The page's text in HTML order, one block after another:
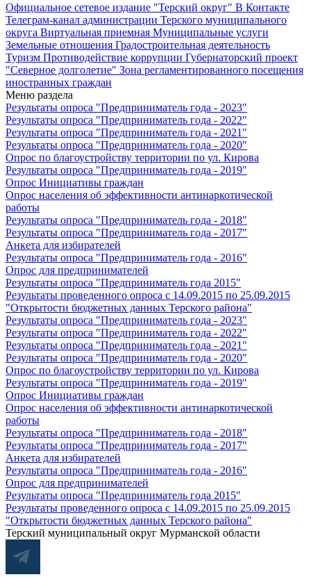
Официальное сетевое издание "Терский округ" В Контакте
Телеграм-канал администрации Терского муниципального
округа Виртуальная приемная Муниципальные услуги
Земельные отношения Градостроительная деятельность
Туризм Противодействие коррупции Губернаторский проект
"Северное долголетие" Зона регламентированного посещения
иностранных граждан
Меню раздела
Результаты опроса "Предприниматель года - 2023"
Результаты опроса "Предприниматель года - 2022"
Результаты опроса "Предприниматель года - 2021"
Результаты опроса "Предприниматель года - 2020"
Опрос по благоустройству территории по ул. Кирова
Результаты опроса "Предприниматель года - 2019"
Опрос Инициативы граждан
Опрос населения об эффективности антинаркотической
работы
Результаты опроса "Предприниматель года - 2018"
Результаты опроса "Предприниматель года - 2017"
Анкета для избирателей
Результаты опроса "Предприниматель года - 2016"
Опрос для предпринимателей
Результаты опроса "Предприниматель года 2015"
Результаты проведенного опроса с 14.09.2015 по 25.09.2015
"Открытости бюджетных данных Терского района"
Результаты опроса "Предприниматель года - 2023"
Результаты опроса "Предприниматель года - 2022"
Результаты опроса "Предприниматель года - 2021"
Результаты опроса "Предприниматель года - 2020"
Опрос по благоустройству территории по ул. Кирова
Результаты опроса "Предприниматель года - 2019"
Опрос Инициативы граждан
Опрос населения об эффективности антинаркотической
работы
Результаты опроса "Предприниматель года - 2018"
Результаты опроса "Предприниматель года - 2017"
Анкета для избирателей
Результаты опроса "Предприниматель года - 2016"
Опрос для предпринимателей
Результаты опроса "Предприниматель года 2015"
Результаты проведенного опроса с 14.09.2015 по 25.09.2015
"Открытости бюджетных данных Терского района"
Терский муниципальный округ Мурманской области